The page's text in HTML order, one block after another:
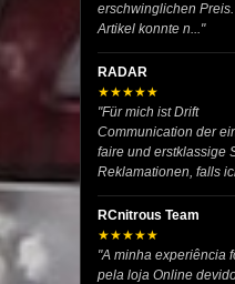
erschwinglichen
Artikel konnte n..."
RADAR
★★★★★
"Für mich ist Drift
Communication der
faire und erstklassige
Reklamationen, falls
RCnitrous Team
★★★★★
"A minha experiência
pela loja Online